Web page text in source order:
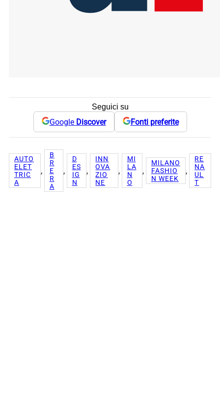
Seguici su
Google Discover Fonti preferite
AUTO
ELET
TRIC
A
,
B
R
E
R
A
,
D
ES
IG
N
,
INN
OVA
ZIO
NE
,
MI
LA
N
O
,
MILANO
FASHIO
N WEEK
,
RE
NA
UL
T